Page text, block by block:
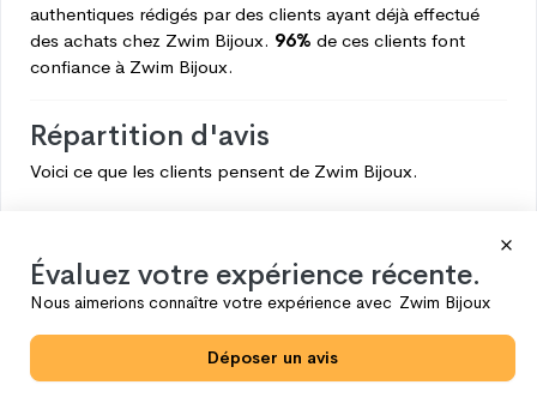
authentiques rédigés par des clients ayant déjà effectué
des achats chez Zwim Bijoux. 96% de ces clients font
confiance à Zwim Bijoux.
Répartition d'avis
Voici ce que les clients pensent de Zwim Bijoux.
13
Évaluez votre expérience récente.
Nous aimerions connaître votre expérience avec Zwim Bijoux
Déposer un avis